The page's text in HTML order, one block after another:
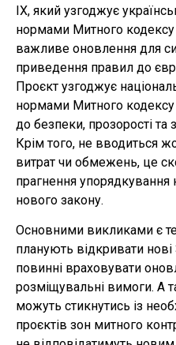
IX, який узгоджує
нормами Митного кодексу
важливе оновлення для
приведення правил до
Проєкт узгоджує
нормами Митного
до безпеки, прозорості та
Крім того, не вводиться
витрат чи обмежень, це
прагнення
нового закону.
Основними викликами є
планують відкривати
повинні враховувати
розміщувальні вимоги. А
можуть стикнутись із
проєктів зон митного